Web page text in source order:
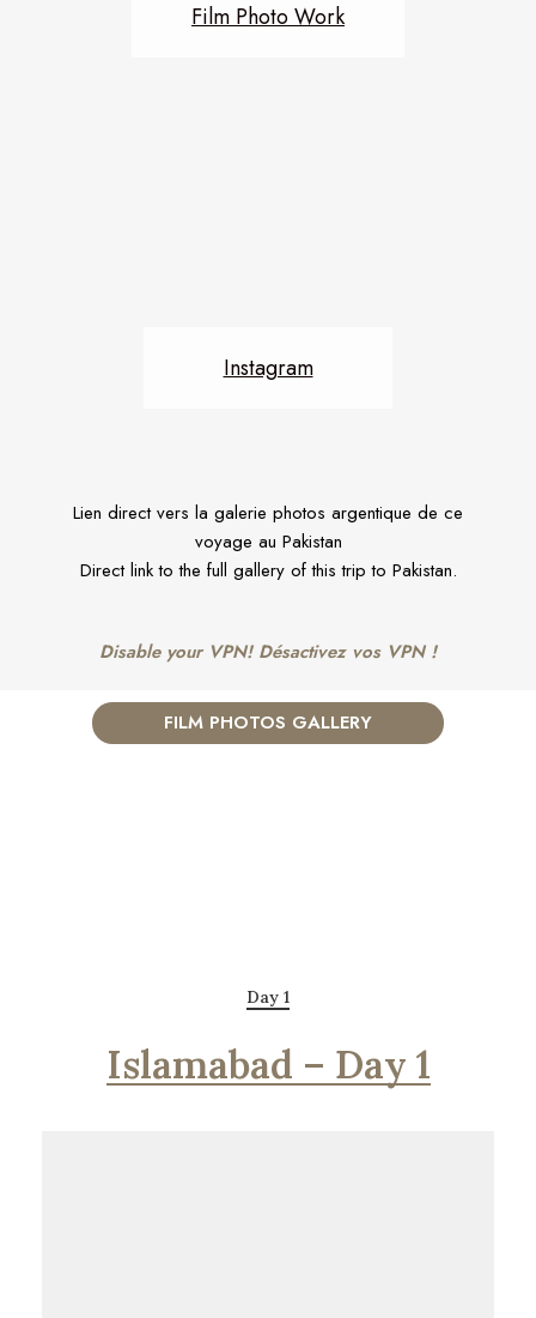
Film Photo Work
Instagram
Lien direct vers la galerie photos argentique de ce
voyage au Pakistan
Direct link to the full gallery of this trip to Pakistan.
Disable your VPN! Désactivez vos VPN !
FILM PHOTOS GALLERY
Day 1
Islamabad – Day 1